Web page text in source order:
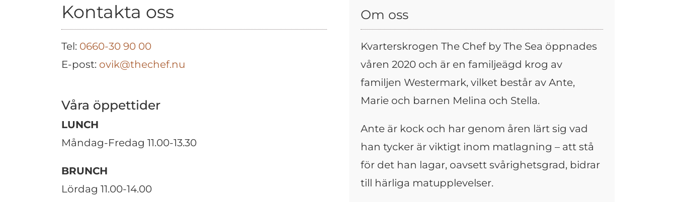
Kontakta oss
Tel: 0660-30 90 00
E-post: ovik@thechef.nu
Våra öppettider
LUNCH
Måndag-Fredag 11.00-13.30
BRUNCH
Lördag 11.00-14.00
Om oss
Kvarterskrogen The Chef by The Sea öppnades
våren 2020 och är en familjeägd krog av
familjen Westermark, vilket består av Ante,
Marie och barnen Melina och Stella.
Ante är kock och har genom åren lärt sig vad
han tycker är viktigt inom matlagning – att stå
för det han lagar, oavsett svårighetsgrad, bidrar
till härliga matupplevelser.